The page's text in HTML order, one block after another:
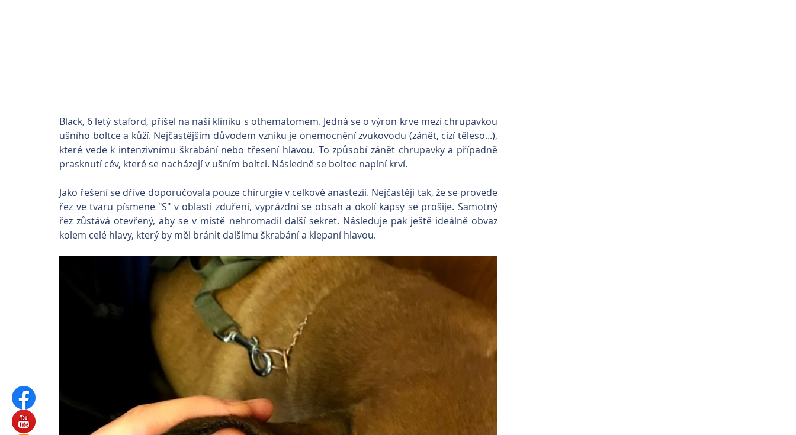
Black, 6 letý staford, přišel na naší kliniku s othematomem. Jedná se o výron krve mezi chrupavkou
ušního boltce a kůží. Nejčastějším důvodem vzniku je onemocnění zvukovodu (zánět, cizí těleso...),
které vede k intenzivnímu škrabání nebo třesení hlavou. To způsobí zánět chrupavky a případně
prasknutí cév, které se nacházejí v ušním boltci. Následně se boltec naplní krví.
Jako řešení se dříve doporučovala pouze chirurgie v celkové anastezii. Nejčastěji tak, že se provede
řez ve tvaru písmene "S" v oblasti zduření, vyprázdní se obsah a okolí kapsy se prošije. Samotný
řez zůstává otevřený, aby se v místě nehromadil další sekret. Následuje pak ještě ideálně obvaz
kolem celé hlavy, který by měl bránit dalšímu škrabání a klepaní hlavou.